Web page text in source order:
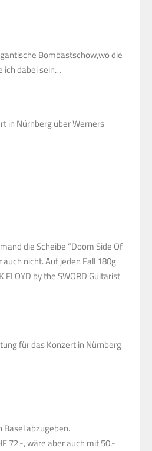
Bombastschow,wo die
ich dabei sein…
in Nürnberg über Werners
die Scheibe “Doom Side Of
nicht. Auf jeden Fall 180g
by the SWORD Guitarist
für das Konzert in Nürnberg
Basel abzugeben.
72.-, wäre aber auch mit 50.-